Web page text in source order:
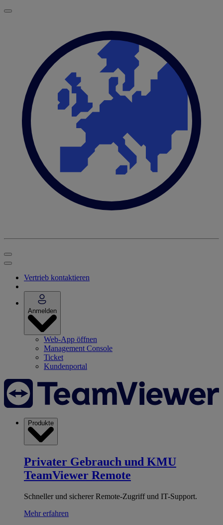
Vertrieb kontaktieren
Anmelden
Web-App öffnen
Management Console
Ticket
Kundenportal
Produkte
Privater Gebrauch und KMU
TeamViewer Remote
Schneller und sicherer Remote-Zugriff und IT-Support.
Mehr erfahren